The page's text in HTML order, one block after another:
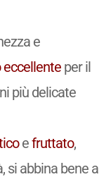
e
eccellenteper il
più delicate
efruttato,
si abbina bene a